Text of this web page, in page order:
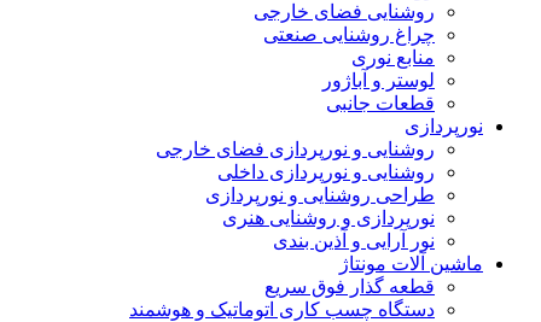
روشنایی فضای خارجی
چراغ روشنایی صنعتی
منابع نوری
لوستر و آباژور
قطعات جانبی
نورپردازی
روشنایی و نورپردازی فضای خارجی
روشنایی و نورپردازی داخلی
طراحی روشنایی و نورپردازی
نورپردازی و روشنایی هنری
نور آرایی و آذین بندی
ماشین آلات مونتاژ
قطعه گذار فوق سریع
دستگاه چسب کاری اتوماتیک و هوشمند